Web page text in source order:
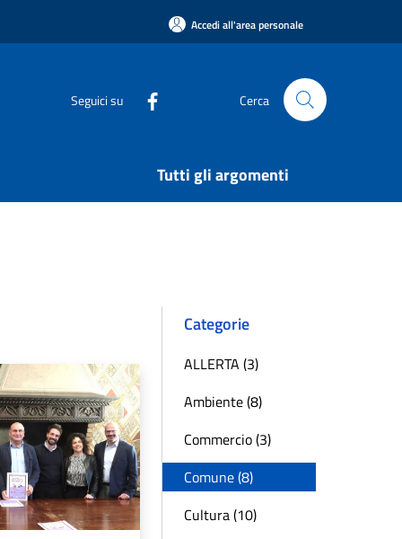
Accedi all'area personale
Seguici su Cerca
Tutti gli argomenti
Categorie
ALLERTA (3)
Ambiente (8)
Commercio (3)
Comune (8)
Cultura (10)